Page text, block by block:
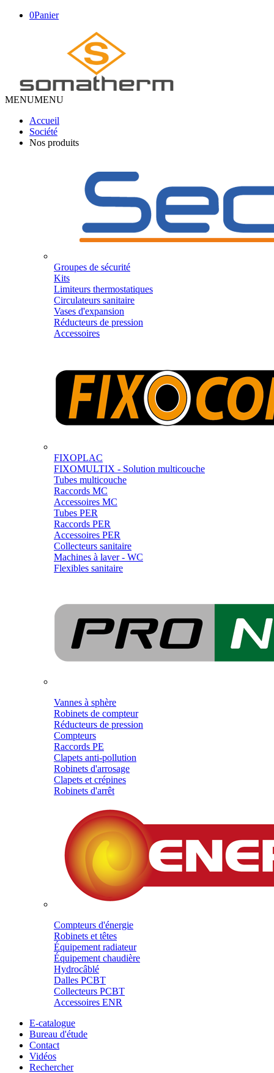
0Panier
MENUMENU
Accueil
Société
Nos produits
Groupes de sécurité
Kits
Limiteurs thermostatiques
Circulateurs sanitaire
Vases d'expansion
Réducteurs de pression
Accessoires
FIXOPLAC
FIXOMULTIX - Solution multicouche
Tubes multicouche
Raccords MC
Accessoires MC
Tubes PER
Raccords PER
Accessoires PER
Collecteurs sanitaire
Machines à laver - WC
Flexibles sanitaire
Vannes à sphère
Robinets de compteur
Réducteurs de pression
Compteurs
Raccords PE
Clapets anti-pollution
Robinets d'arrosage
Clapets et crépines
Robinets d'arrêt
Compteurs d'énergie
Robinets et têtes
Équipement radiateur
Équipement chaudière
Hydrocâblé
Dalles PCBT
Collecteurs PCBT
Accessoires ENR
E-catalogue
Bureau d'étude
Contact
Vidéos
Rechercher